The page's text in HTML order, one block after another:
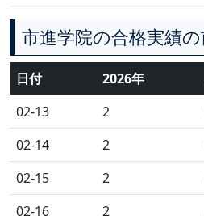
市進学院の合格実績
日付 2026年
02-13
2
02-14
2
02-15
2
02-16
2